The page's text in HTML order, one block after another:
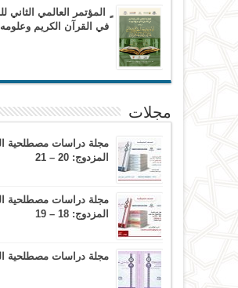
المؤتمر العالمي الثاني
في القرآن الكريم وعلومه
مجلات
مجلة دراسات مصطلحية
المزدوج: 20 – 21
مجلة دراسات مصطلحية
المزدوج: 18 – 19
مجلة دراسات مصطلحية